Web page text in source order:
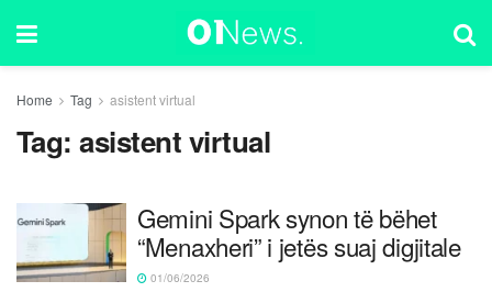
Home Tag asistent virtual
Tag:asistent virtual
Gemini Spark synon të bëhet
“Menaxheri” i jetës suaj digjitale
01/06/2026